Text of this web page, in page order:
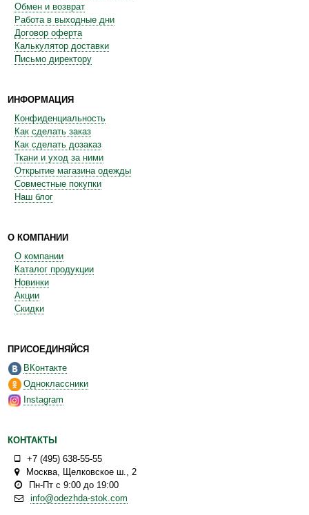
Обмен и возврат
Работа в выходные дни
Договор оферта
Калькулятор доставки
Письмо директору
ИНФОРМАЦИЯ
Конфиденциальность
Как сделать заказ
Как сделать дозаказ
Ткани и уход за ними
Открытие магазина одежды
Совместные покупки
Наш блог
О КОМПАНИИ
О компании
Каталог продукции
Новинки
Акции
Скидки
ПРИСОЕДИНЯЙСЯ
ВКонтакте
Одноклассники
Instagram
КОНТАКТЫ
+7 (495) 638-55-55
Москва Щелковское ш., 2
Пн-Пт с 9:00 до 19:00
info@odezhda-stok.com